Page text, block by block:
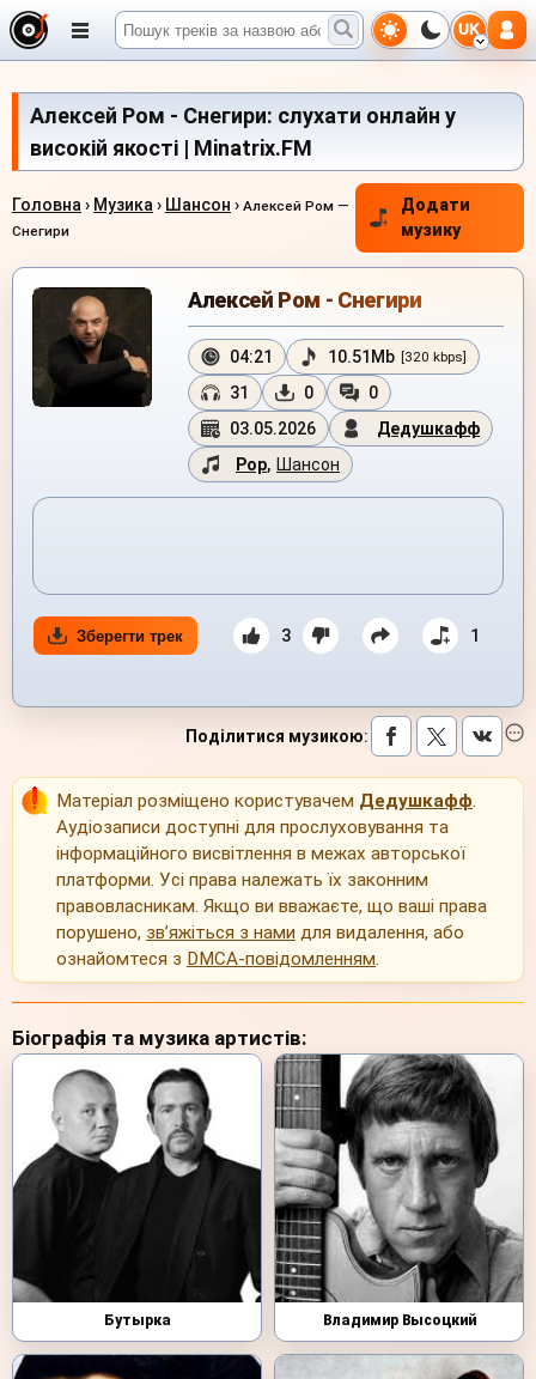
UK
Алексей Ром - Снегири: слухати онлайн у
високій якості | Minatrix.FM
Головна › Музика › Шансон › Алексей Ром —
Снегири
Додати
музику
Алексей Ром - Снегири
04:21 10.51Mb [320 kbps]
31 0
0
03.05.2026
Дедушкафф
Pop, Шансон
Зберегти трек 3 1
Поділитися музикою:
Матеріал розміщено користувачем Дедушкафф.
Аудіозаписи доступні для прослуховування та
інформаційного висвітлення в межах авторської
платформи. Усі права належать їх законним
правовласникам. Якщо ви вважаєте, що ваші права
порушено, зв’яжіться з нами для видалення, або
ознайомтеся з DMCA-повідомленням.
Біографія та музика артистів:
Бутырка Владимир Высоцкий